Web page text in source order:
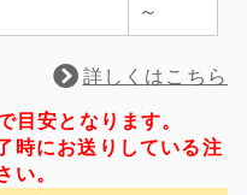
～
詳しくはこちら
目安となります。
時にお送りしている注
い。